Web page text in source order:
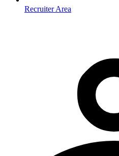
Recruiter Area